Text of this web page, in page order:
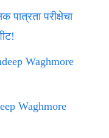
परीक्षेचा
Waghmore
Waghmore